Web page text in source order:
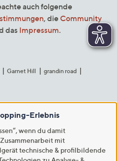
auch folgende
, die Community
das Impressum.
Garnet Hill
grandin road
Erlebnis
wenn du damit
mit
technische & profilbildende